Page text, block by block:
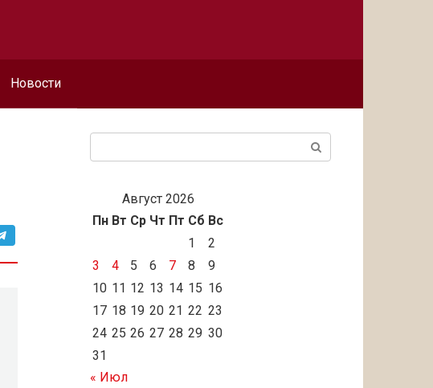
Новости
Август 2026
Пн Вт Ср Чт Пт Сб Вс
1
2
3
4 5 6 7 8
9
10 11 12 13 14 15 16
17 18 19 20 21 22 23
24 25 26 27 28 29 30
31
« Июл